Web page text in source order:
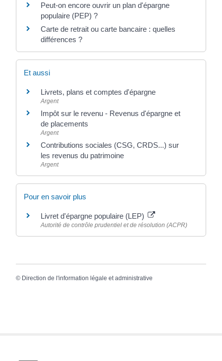
Peut-on encore ouvrir un plan d'épargne
populaire (PEP) ?
Carte de retrait ou carte bancaire : quelles
différences ?
Et aussi
Livrets, plans et comptes d'épargne
Argent
Impôt sur le revenu - Revenus d'épargne et
de placements
Argent
Contributions sociales (CSG, CRDS...) sur
les revenus du patrimoine
Argent
Pour en savoir plus
Livret d'épargne populaire (LEP)
Autorité de contrôle prudentiel et de résolution (ACPR)
© Direction de l'information légale et administrative